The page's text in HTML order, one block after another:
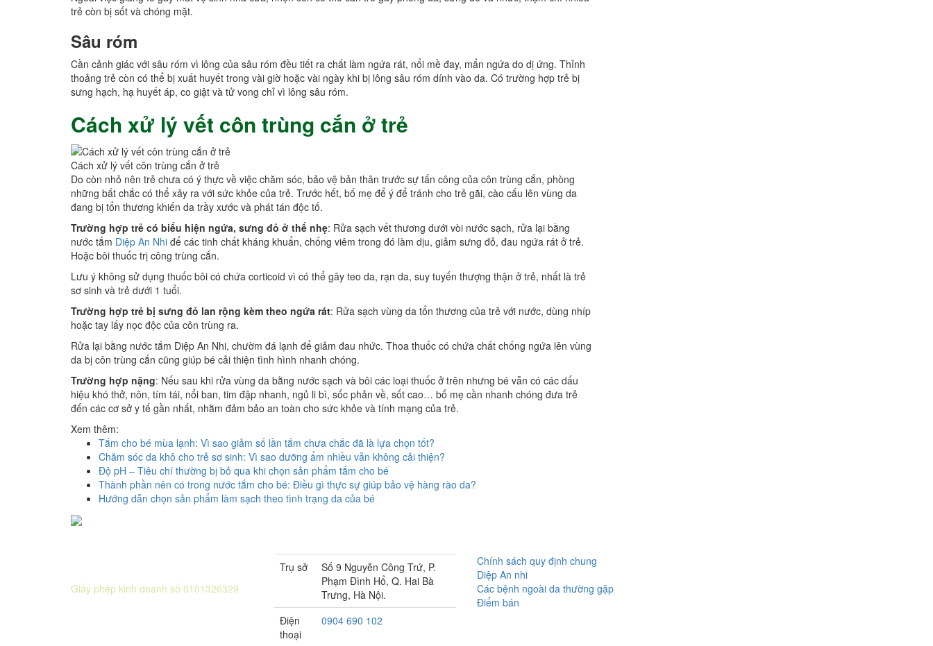
trẻ còn bị sốt và chóng mặt.
Sâu róm
Cần cảnh giác với sâu róm vì lông của sâu róm đều tiết ra chất làm ngứa rát, nổi mề đay, mẩn ngứa do dị ứng. Thỉnh
thoảng trẻ còn có thể bị xuất huyết trong vài giờ hoặc vài ngày khi bị lông sâu róm dính vào da. Có trường hợp trẻ bị
sưng hạch, hạ huyết áp, co giật và tử vong chỉ vì lông sâu róm.
Cách xử lý vết côn trùng cắn ở trẻ
Cách xử lý vết côn trùng cắn ở trẻ
Do còn nhỏ nên trẻ chưa có ý thực về việc chăm sóc, bảo vệ bản thân trước sự tấn công của côn trùng cắn, phòng
những bất chắc có thể xảy ra với sức khỏe của trẻ. Trước hết, bố mẹ để ý để tránh cho trẻ gãi, cào cấu lên vùng da
đang bị tổn thương khiến da trầy xước và phát tán độc tố.
Trường hợp trẻ có biểu hiện ngứa, sưng đỏ ở thể nhẹ: Rửa sạch vết thương dưới vòi nước sạch, rửa lại bằng
nước tắm Diệp An Nhi để các tinh chất kháng khuẩn, chống viêm trong đó làm dịu, giảm sưng đỏ, đau ngứa rát ở trẻ.
Hoặc bôi thuốc trị công trùng cắn.
Lưu ý không sử dụng thuốc bôi có chứa corticoid vì có thể gây teo da, rạn da, suy tuyến thượng thận ở trẻ, nhất là trẻ
sơ sinh và trẻ dưới 1 tuổi.
Trường hợp trẻ bị sưng đỏ lan rộng kèm theo ngứa rát: Rửa sạch vùng da tổn thương của trẻ với nước, dùng nhíp
hoặc tay lấy nọc độc của côn trùng ra.
Rửa lại bằng nước tắm Diệp An Nhi, chườm đá lạnh để giảm đau nhức. Thoa thuốc có chứa chất chống ngứa lên vùng
da bị côn trùng cắn cũng giúp bé cải thiện tình hình nhanh chóng.
Trường hợp nặng: Nếu sau khi rửa vùng da bằng nước sạch và bôi các loại thuốc ở trên nhưng bé vẫn có các dấu
hiệu khó thở, nôn, tím tái, nổi ban, tim đập nhanh, ngủ li bì, sốc phản về, sốt cao… bố mẹ cần nhanh chóng đưa trẻ
đến các cơ sở y tế gần nhất, nhằm đảm bảo an toàn cho sức khỏe và tính mạng của trẻ.
Xem thêm:
Tắm cho bé mùa lạnh: Vì sao giảm số lần tắm chưa chắc đã là lựa chọn tốt?
Chăm sóc da khô cho trẻ sơ sinh: Vì sao dưỡng ẩm nhiều vẫn không cải thiện?
Độ pH – Tiêu chí thường bị bỏ qua khi chọn sản phẩm tắm cho bé
Thành phần nên có trong nước tắm cho bé: Điều gì thực sự giúp bảo vệ hàng rào da?
Hướng dẫn chọn sản phẩm làm sạch theo tình trạng da của bé
Giấy phép kinh doanh số 0101326329
Trụ sở
Số 9 Nguyễn Công Trứ, P.
Phạm Đình Hổ, Q. Hai Bà
Trưng, Hà Nội.
Điện
thoại
0904 690 102
Chính sách quy định chung
Diệp An nhi
Các bệnh ngoài da thường gặp
Điểm bán